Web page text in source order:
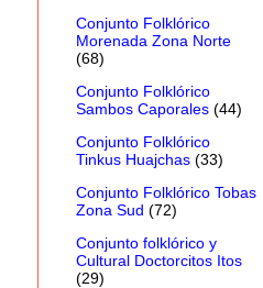
Conjunto Folklórico
Morenada Zona Norte
(68)
Conjunto Folklórico
Sambos Caporales (44)
Conjunto Folklórico
Tinkus Huajchas (33)
Conjunto Folklórico Tobas
Zona Sud (72)
Conjunto folklórico y
Cultural Doctorcitos Itos
(29)